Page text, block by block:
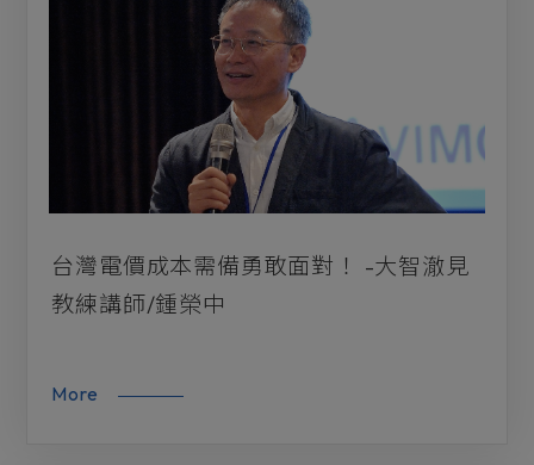
台灣電價成本需備勇敢面對！ -大智澈見
教練講師/鍾榮中
More